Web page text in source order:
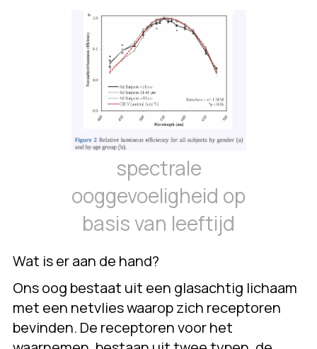
spectrale
ooggevoeligheid op
basis van leeftijd
Wat is er aan de hand?
Ons oog bestaat uit een glasachtig lichaam
met een netvlies waarop zich receptoren
bevinden. De receptoren voor het